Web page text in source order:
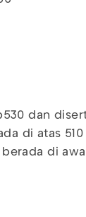
dan
di atas
di